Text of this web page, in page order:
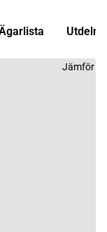
Jämför